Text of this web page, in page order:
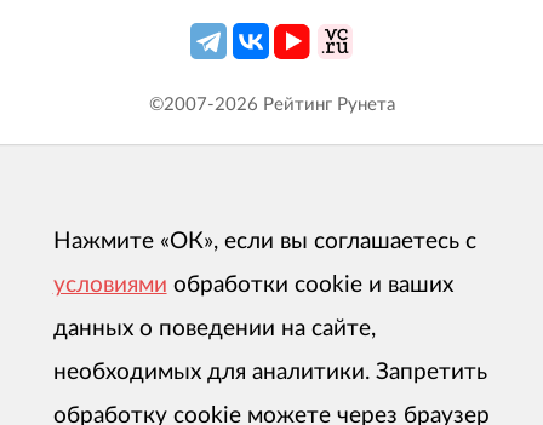
©2007-2026 Рейтинг Рунета
Нажмите «ОК», если вы соглашаетесь с
условиями обработки cookie и ваших
данных о поведении на сайте,
необходимых для аналитики. Запретить
обработку cookie можете через браузер